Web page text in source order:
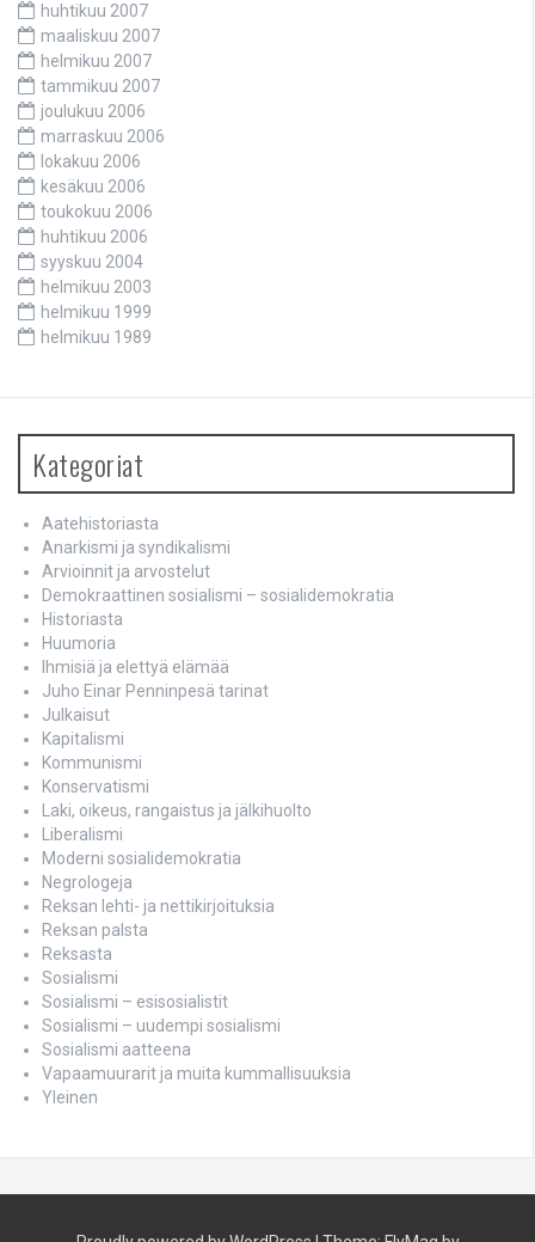
huhtikuu 2007
maaliskuu 2007
helmikuu 2007
tammikuu 2007
joulukuu 2006
marraskuu 2006
lokakuu 2006
kesäkuu 2006
toukokuu 2006
huhtikuu 2006
syyskuu 2004
helmikuu 2003
helmikuu 1999
helmikuu 1989
Kategoriat
Aatehistoriasta
Anarkismi ja syndikalismi
Arvioinnit ja arvostelut
Demokraattinen sosialismi – sosialidemokratia
Historiasta
Huumoria
Ihmisiä ja elettyä elämää
Juho Einar Penninpesä tarinat
Julkaisut
Kapitalismi
Kommunismi
Konservatismi
Laki, oikeus, rangaistus ja jälkihuolto
Liberalismi
Moderni sosialidemokratia
Negrologeja
Reksan lehti- ja nettikirjoituksia
Reksan palsta
Reksasta
Sosialismi
Sosialismi – esisosialistit
Sosialismi – uudempi sosialismi
Sosialismi aatteena
Vapaamuurarit ja muita kummallisuuksia
Yleinen